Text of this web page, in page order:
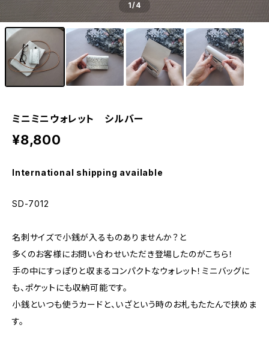
1/4
ミニミニウォレット シルバー
¥8,800
International shipping available
SD-7012
名刺サイズで小銭が入るものありませんか？と
多くのお客様にお問い合わせいただき登場したのがこちら！
手の中にすっぽりと収まるコンパクトなウォレット！ミニバッグに
も、ポケットにも収納可能です。
小銭といつも使うカードと、いざという時のお札もたたんで挟めま
す。